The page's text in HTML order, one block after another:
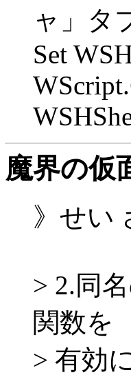
ャ」タ
Set
魔界の仮
》せい
> 2.同
関数を
> 有効